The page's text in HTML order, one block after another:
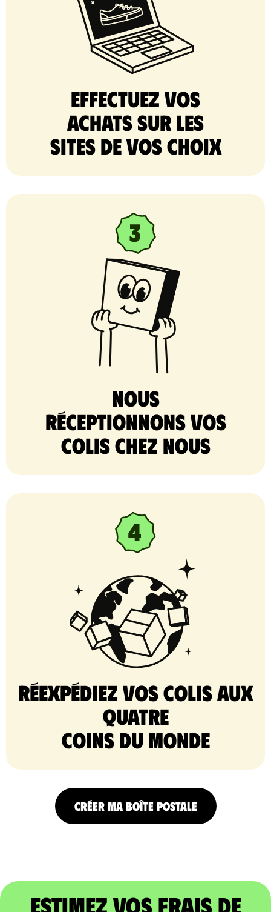
Effectuez vos
achats sur les
sites de vos choix
nous
réceptionnons vos
colis chez nous
Réexpédiez vos colis aux
quatre
coins du monde
CRÉER MA BOÎTE POSTALE
Estimez vos frais de